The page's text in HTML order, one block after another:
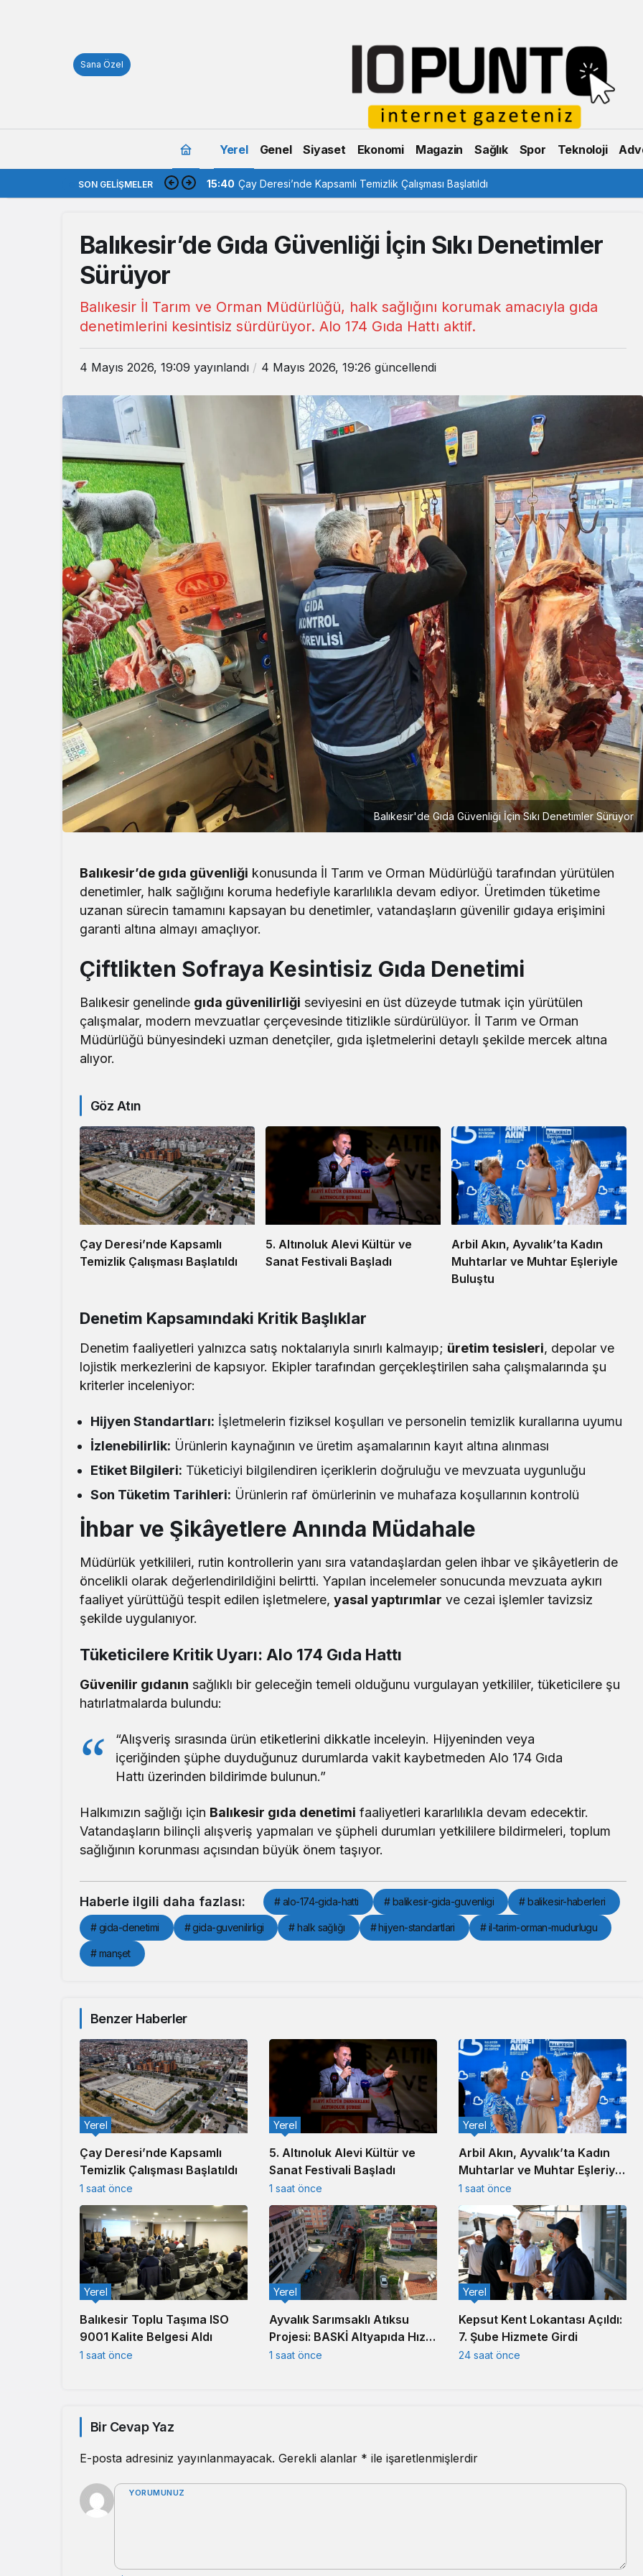
Sana Özel
Yerel Genel Siyaset Ekonomi Magazin Sağlık Spor Teknoloji
SON GELIŞMELER 15:40 Çay Deresi’nde Kapsamlı Temizlik Çalışması Başlatıldı
Balıkesir’de Gıda Güvenliği İçin Sıkı Denetimler
Sürüyor
Balıkesir İl Tarım ve Orman Müdürlüğü, halk sağlığını korumak amacıyla gıda
denetimlerini kesintisiz sürdürüyor. Alo 174 Gıda Hattı aktif.
4 Mayıs 2026, 19:09 yayınlandı 4 Mayıs 2026, 19:26 güncellendi
Balıkesir'de Gıda Güvenliği İçin Sıkı Denetimler Sürüyor
Balıkesir’de gıda güvenliği konusunda İl Tarım ve Orman Müdürlüğü tarafından yürütülen
denetimler, halk sağlığını koruma hedefiyle kararlılıkla devam ediyor. Üretimden tüketime
uzanan sürecin tamamını kapsayan bu denetimler, vatandaşların güvenilir gıdaya erişimini
garanti altına almayı amaçlıyor.
Çiftlikten Sofraya Kesintisiz Gıda Denetimi
Balıkesir genelinde gıda güvenilirliği seviyesini en üst düzeyde tutmak için yürütülen
çalışmalar, modern mevzuatlar çerçevesinde titizlikle sürdürülüyor. İl Tarım ve Orman
Müdürlüğü bünyesindeki uzman denetçiler, gıda işletmelerini detaylı şekilde mercek altına
alıyor.
Göz Atın
Çay Deresi’nde Kapsamlı
Temizlik Çalışması Başlatıldı
5. Altınoluk Alevi Kültür ve
Sanat Festivali Başladı
Arbil Akın, Ayvalık’ta Kadın
Muhtarlar ve Muhtar Eşleriyle
Buluştu
Denetim Kapsamındaki Kritik Başlıklar
Denetim faaliyetleri yalnızca satış noktalarıyla sınırlı kalmayıp; üretim tesisleri, depolar ve
lojistik merkezlerini de kapsıyor. Ekipler tarafından gerçekleştirilen saha çalışmalarında şu
kriterler inceleniyor:
Hijyen Standartları: İşletmelerin fiziksel koşulları ve personelin temizlik kurallarına uyumu
İzlenebilirlik: Ürünlerin kaynağının ve üretim aşamalarının kayıt altına alınması
Etiket Bilgileri: Tüketiciyi bilgilendiren içeriklerin doğruluğu ve mevzuata uygunluğu
Son Tüketim Tarihleri: Ürünlerin raf ömürlerinin ve muhafaza koşullarının kontrolü
İhbar ve Şikâyetlere Anında Müdahale
Müdürlük yetkilileri, rutin kontrollerin yanı sıra vatandaşlardan gelen ihbar ve şikâyetlerin de
öncelikli olarak değerlendirildiğini belirtti. Yapılan incelemeler sonucunda mevzuata aykırı
faaliyet yürüttüğü tespit edilen işletmelere,yasal yaptırımlar ve cezai işlemler tavizsiz
şekilde uygulanıyor.
Tüketicilere Kritik Uyarı: Alo 174 Gıda Hattı
Güvenilir gıdanın sağlıklı bir geleceğin temeli olduğunu vurgulayan yetkililer, tüketicilere şu
hatırlatmalarda bulundu:
“Alışveriş sırasında ürün etiketlerini dikkatle inceleyin. Hijyeninden veya
içeriğinden şüphe duyduğunuz durumlarda vakit kaybetmeden Alo 174 Gıda
Hattı üzerinden bildirimde bulunun.”
Halkımızın sağlığı için Balıkesir gıda denetimi faaliyetleri kararlılıkla devam edecektir.
Vatandaşların bilinçli alışveriş yapmaları ve şüpheli durumları yetkililere bildirmeleri, toplum
sağlığının korunması açısından büyük önem taşıyor.
Haberle ilgili daha fazlası: # alo-174-gida-hatti # balikesir-gida-guvenligi # balikesir-haberleri
# gida-denetimi # gida-guvenilirligi # halk sağlığı # hijyen-standartlari # il-tarim-orman-mudurlugu
# manşet
Benzer Haberler
Çay Deresi’nde Kapsamlı
Temizlik Çalışması Başlatıldı
Yerel
1 saat önce
5. Altınoluk Alevi Kültür ve
Sanat Festivali Başladı
Yerel
1 saat önce
Arbil Akın, Ayvalık’ta Kadın
Muhtarlar ve Muhtar Eşleriyle
Buluştu
Yerel
1 saat önce
Balıkesir Toplu Taşıma ISO
9001 Kalite Belgesi Aldı
Yerel
1 saat önce
Ayvalık Sarımsaklı Atıksu
Projesi: BASKİ Altyapıda Hız
Kesmiyor
Yerel
1 saat önce
Kepsut Kent Lokantası Açıldı:
7. Şube Hizmete Girdi
Yerel
24 saat önce
Bir Cevap Yaz
E-posta adresiniz yayınlanmayacak. Gerekli alanlar * ile işaretlenmişlerdir
YORUMUNUZ
Çay Deresi’nde Kapsamlı Temizlik
Çalışması Başlatıldı